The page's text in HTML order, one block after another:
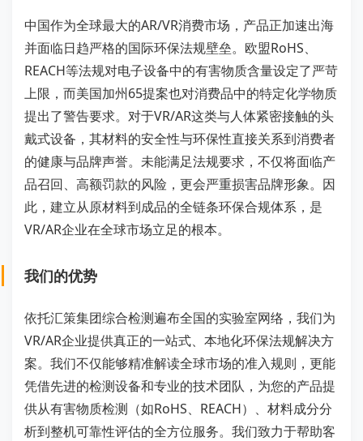
中国作为全球最大的AR/VR消费市场，产品正加速出海
并面临日趋严格的国际环保法规壁垒。欧盟RoHS、
REACH等法规对电子设备中的有害物质含量设定了严苛
上限，而美国加州65提案也对消费品中的特定化学物质
提出了警告要求。对于VR/AR这类与人体紧密接触的头
戴式设备，其材料的安全性与环保性直接关系到消费者
的健康与品牌声誉。未能满足法规要求，不仅将面临产
品召回、高额罚款的风险，更会严重损害品牌形象。因
此，建立从原材料到成品的全链条环保合规体系，是
VR/AR企业在全球市场立足的根本。
我们的优势
依托汇策集团综合检测遍布全国的实验室网络，我们为
VR/AR企业提供真正的一站式、本地化环保法规解决方
案。我们不仅能够精准解读全球市场的准入规则，更能
凭借先进的检测设备和专业的技术团队，为您的产品提
供从有害物质检测（如RoHS、REACH）、材料成分分
析到整机可靠性评估的全方位服务。我们致力于帮助客